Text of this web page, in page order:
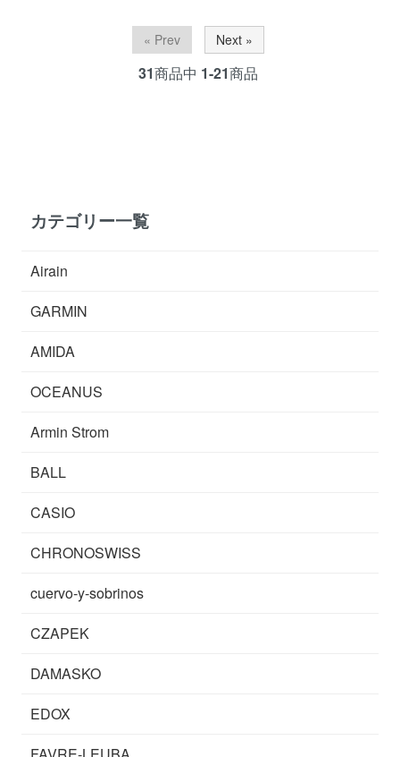
« Prev Next »
31商品中 1-21商品
カテゴリー一覧
Airain
GARMIN
AMIDA
OCEANUS
Armin Strom
BALL
CASIO
CHRONOSWISS
cuervo-y-sobrinos
CZAPEK
DAMASKO
EDOX